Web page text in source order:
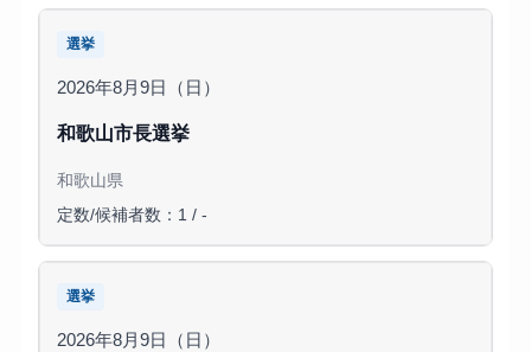
選挙
2026年8月9日（日）
和歌山市長選挙
和歌山県
定数/候補者数：1 / -
選挙
2026年8月9日（日）